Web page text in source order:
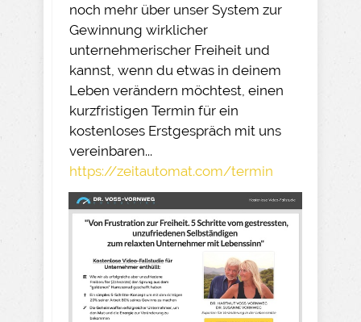
noch mehr über unser System zur
Gewinnung wirklicher
unternehmerischer Freiheit und
kannst, wenn du etwas in deinem
Leben verändern möchtest, einen
kurzfristigen Termin für ein
kostenloses Erstgespräch mit uns
vereinbaren...
https://zeitautomat.com/termin